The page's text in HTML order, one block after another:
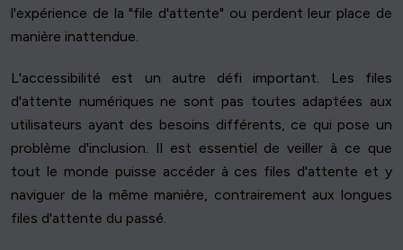
l'expérience de la "file d'attente" ou perdent leur place de
manière inattendue.
L'accessibilité est un autre défi important. Les files
d'attente numériques ne sont pas toutes adaptées aux
utilisateurs ayant des besoins différents, ce qui pose un
problème d'inclusion. Il est essentiel de veiller à ce que
tout le monde puisse accéder à ces files d'attente et y
naviguer de la même manière, contrairement aux longues
files d'attente du passé.